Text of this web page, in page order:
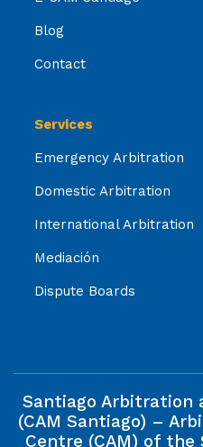
Blog
Contact
Services
Emergency Arbitration
Domestic Arbitration
International Arbitration
Mediación
Dispute Boards
Santiago Arbitration
(CAM Santiago) –
Centre (CAM) of the